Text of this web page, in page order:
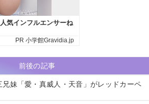
前後の記事
妹「愛・真威人・天音」がレッドカーペ